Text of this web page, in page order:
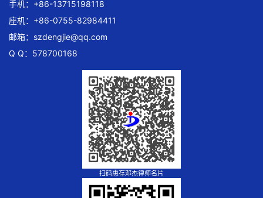
手机：+86-13715198118
座机：+86-0755-82984411
邮箱： szdengjie@qq.com
Q Q：578700168
扫码惠存邓杰律师名片